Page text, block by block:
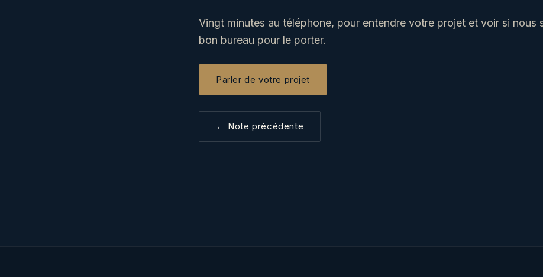
Vingt minutes au téléphone, pour entendre votre projet et voir si nous
bon bureau pour le porter.
Parler de votre projet
← Note précédente